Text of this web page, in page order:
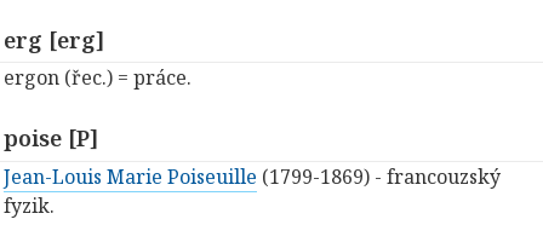
erg [erg]
ergon (řec.) = práce.
poise [P]
Jean-Louis Marie Poiseuille (1799-1869) - francouzský
fyzik.